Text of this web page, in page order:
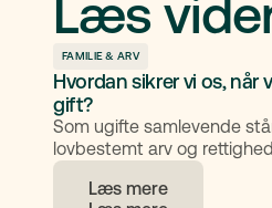
Læs
FAMILIE & ARV
Hvordan sikrer vi os, når
gift?
Som ugifte samlevende
lovbestemt arv og
testamente,
fuldmagt, samejeaftaler
Læs mere